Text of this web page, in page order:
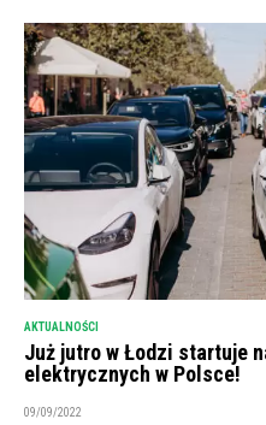
AKTUALNOŚCI
Już jutro w Łodzi startuje
elektrycznych w Polsce!
09/09/2022